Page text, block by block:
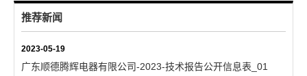
推荐新闻
2023-05-19
广东顺德腾辉电器有限公司-2023-技术报告公开信息表_01